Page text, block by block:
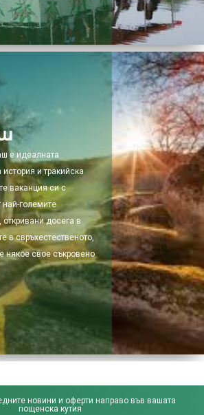
е идеалната
и тракийска
ваканция си с
големите
досега в
в свръхестественото,
някое свое съкровено
новини и оферти направо във вашата
пощенска кутия